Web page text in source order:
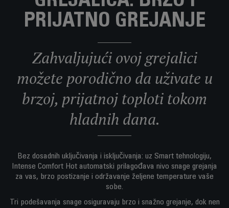
PRIJATNO GREJANJE
Zahvaljujući ovoj grejalici
možete porodično da uživate u
brzoj, prijatnoj toploti tokom
hladnih dana.
Bez dosadnih uključivanja i isključivanja: uz Smart tehnologiju,
Intense Comfort Hot automatski prilagođava nivo snage grejanja
za vas, brzo postizanje i održavanje željene temperature vaše
sobe.
Tri podešavanja snage osiguravaju brzo i snažno grejanje, dok nen